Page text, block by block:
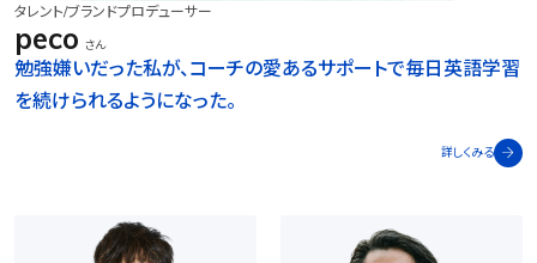
タレント/ブランドプロデューサー
peco さん
勉強嫌いだった私が、コーチの愛あるサポートで毎日英語学習
を続けられるようになった。
詳しくみる